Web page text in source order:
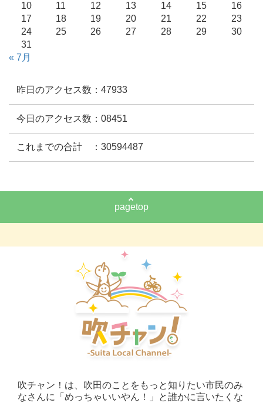
10
11 12 13 14 15
16
17
18 19 20 21 22
23
24
25 26 27 28 29
30
31
« 7月
昨日のアクセス数：47933
今日のアクセス数：08451
これまでの合計 ：30594487
pagetop
吹チャン！は、吹田のことをもっと知りたい市民のみ
なさんに「めっちゃいいやん！」と誰かに言いたくな